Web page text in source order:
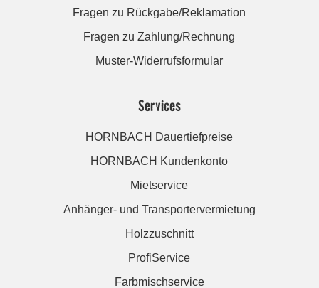
Fragen zu Rückgabe/Reklamation
Fragen zu Zahlung/Rechnung
Muster-Widerrufsformular
Services
HORNBACH Dauertiefpreise
HORNBACH Kundenkonto
Mietservice
Anhänger- und Transportervermietung
Holzzuschnitt
ProfiService
Farbmischservice